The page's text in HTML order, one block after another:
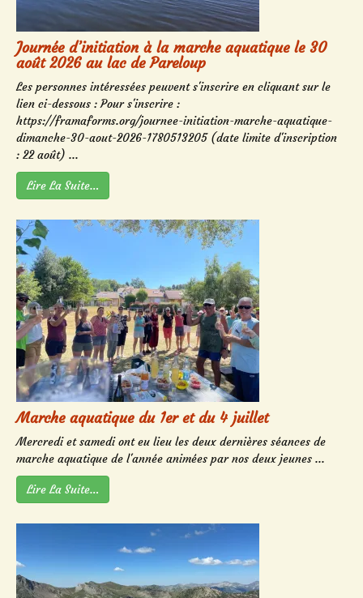
Journée d’initiation à la marche aquatique le 30
août 2026 au lac de Pareloup
Les personnes intéressées peuvent s'inscrire en cliquant sur le
lien ci-dessous : Pour s'inscrire :
https://framaforms.org/journee-initiation-marche-aquatique-
dimanche-30-aout-2026-1780513205 (date limite d'inscription
: 22 août) ...
Lire La Suite…
Marche aquatique du 1er et du 4 juillet
Mercredi et samedi ont eu lieu les deux dernières séances de
marche aquatique de l'année animées par nos deux jeunes ...
Lire La Suite…